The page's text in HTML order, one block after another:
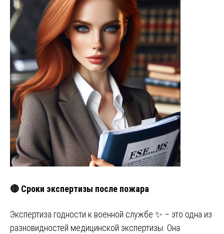
🔴 Сроки экспертизы после пожара
Экспертиза годности к военной службе ✨ – это одна из
разновидностей медицинской экспертизы. Она